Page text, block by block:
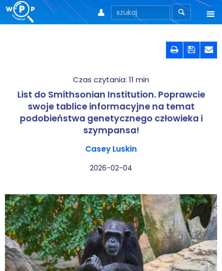

Motto
Aktualności
Teksty
Wprowadzenie
Artykuły
Krytyka teorii ID
Wywiady
Wybór tekstów
Dla autorów
 
  
List do Smithsonian Institution. Poprawcie
swoje tablice informacyjne na temat
podobieństwa genetycznego człowieka i
szympansa!
Czas czytania: 11 min
Casey Luskin
2026-02-04